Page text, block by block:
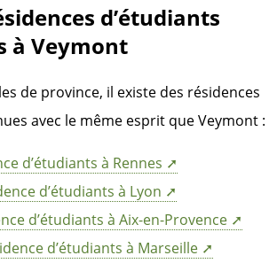
d’étudiants
à Veymont
de province, il existe des résidences
avec le même esprit que Veymont :
d’étudiants à Rennes
d’étudiants à Lyon
d’étudiants à Aix-en-Provence
d’étudiants à Marseille